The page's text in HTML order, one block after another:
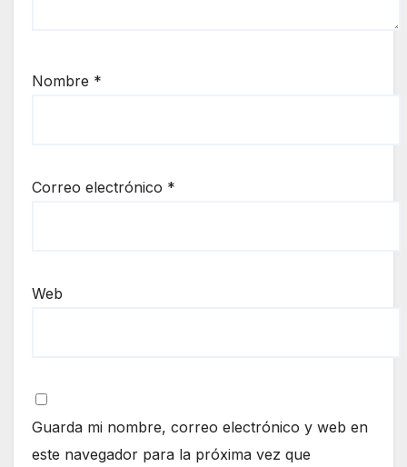
Nombre *
Correo electrónico *
Web
Guarda mi nombre, correo electrónico y web en
este navegador para la próxima vez que